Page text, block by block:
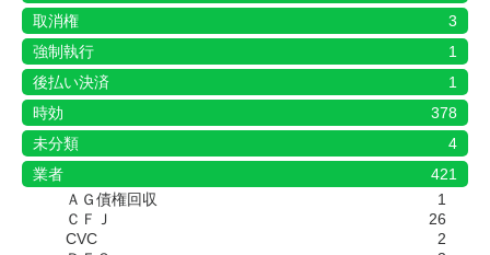
取消権
3
強制執行
1
後払い決済
1
時効
378
未分類
4
業者
421
ＡＧ債権回収
1
ＣＦＪ
26
CVC
2